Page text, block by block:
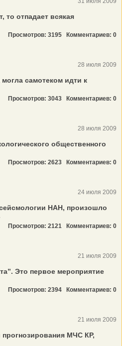
то отпадает всякая
Просмотров: 3195 Комментариев: 0
28 июля 2009
самотеком идти к
Просмотров: 3043 Комментариев: 0
28 июля 2009
общественного
Просмотров: 2623 Комментариев: 0
24 июля 2009
НАН, произошло
Просмотров: 2121 Комментариев: 0
21 июля 2009
Это первое мероприятие
Просмотров: 2394 Комментариев: 0
21 июля 2009
МЧС КР,